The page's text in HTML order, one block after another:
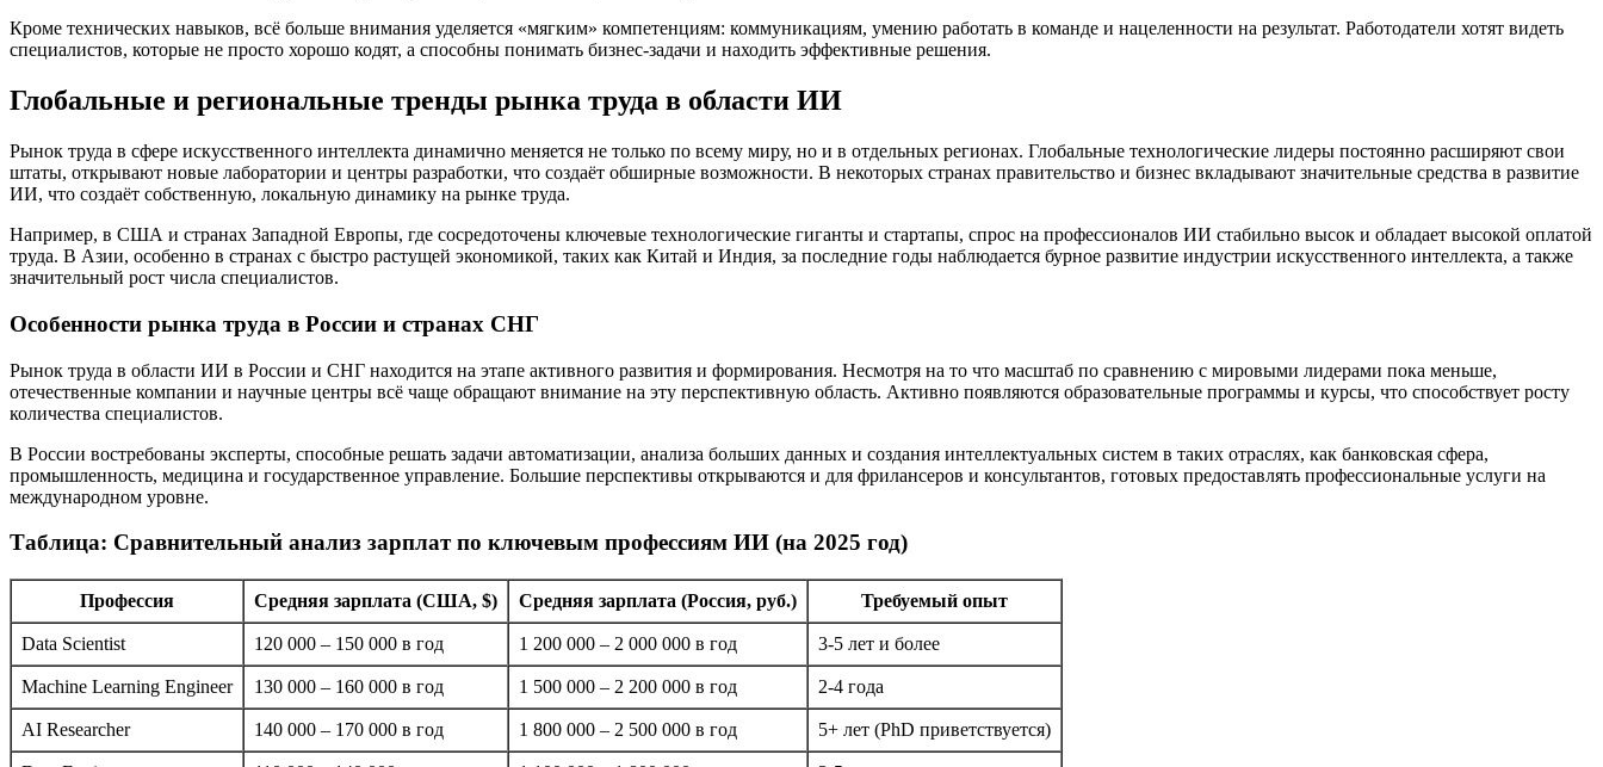
Кроме технических навыков, всё больше внимания уделяется «мягким» компетенциям: коммуникациям, умению работать в команде и нацеленности на результат. Работодатели хотят видеть
специалистов, которые не просто хорошо кодят, а способны понимать бизнес-задачи и находить эффективные решения.
Глобальные и региональные тренды рынка труда в области ИИ
Рынок труда в сфере искусственного интеллекта динамично меняется не только по всему миру, но и в отдельных регионах. Глобальные технологические лидеры постоянно расширяют свои
штаты, открывают новые лаборатории и центры разработки, что создаёт обширные возможности. В некоторых странах правительство и бизнес вкладывают значительные средства в развитие
ИИ, что создаёт собственную, локальную динамику на рынке труда.
Например, в США и странах Западной Европы, где сосредоточены ключевые технологические гиганты и стартапы, спрос на профессионалов ИИ стабильно высок и обладает высокой оплатой
труда. В Азии, особенно в странах с быстро растущей экономикой, таких как Китай и Индия, за последние годы наблюдается бурное развитие индустрии искусственного интеллекта, а также
значительный рост числа специалистов.
Особенности рынка труда в России и странах СНГ
Рынок труда в области ИИ в России и СНГ находится на этапе активного развития и формирования. Несмотря на то что масштаб по сравнению с мировыми лидерами пока меньше,
отечественные компании и научные центры всё чаще обращают внимание на эту перспективную область. Активно появляются образовательные программы и курсы, что способствует росту
количества специалистов.
В России востребованы эксперты, способные решать задачи автоматизации, анализа больших данных и создания интеллектуальных систем в таких отраслях, как банковская сфера,
промышленность, медицина и государственное управление. Большие перспективы открываются и для фрилансеров и консультантов, готовых предоставлять профессиональные услуги на
международном уровне.
Таблица: Сравнительный анализ зарплат по ключевым профессиям ИИ (на 2025 год)
Профессия Средняя зарплата (США, $) Средняя зарплата (Россия, руб.) Требуемый опыт
Data Scientist 120 000 – 150 000 в год 1 200 000 – 2 000 000 в год 3-5 лет и более
Machine Learning Engineer 130 000 – 160 000 в год 1 500 000 – 2 200 000 в год 2-4 года
AI Researcher 140 000 – 170 000 в год 1 800 000 – 2 500 000 в год 5+ лет (PhD приветствуется)